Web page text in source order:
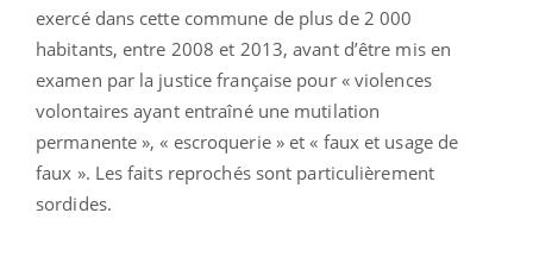
exercé dans cette commune de plus de 2 000
habitants, entre 2008 et 2013, avant d’être mis en
examen par la justice française pour « violences
volontaires ayant entraîné une mutilation
permanente », « escroquerie » et « faux et usage de
faux ». Les faits reprochés sont particulièrement
sordides.